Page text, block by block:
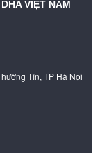
VIỆT NAM
Tín, TP Hà Nội